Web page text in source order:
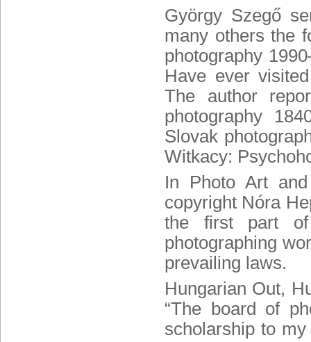
György Szegő
many others the
photography
Have ever
The author
photography
Slovak
Witkacy:
In Photo Art
copyright Nóra
the first part
photographing
prevailing laws.
Hungarian Out,
“The board of
scholarship to